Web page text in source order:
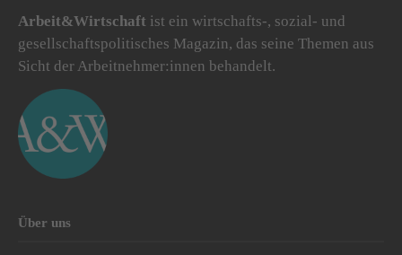
Arbeit&Wirtschaft ist ein wirtschafts-, sozial- und
gesellschaftspolitisches Magazin, das seine Themen aus
Sicht der Arbeitnehmer:innen behandelt.
Über uns